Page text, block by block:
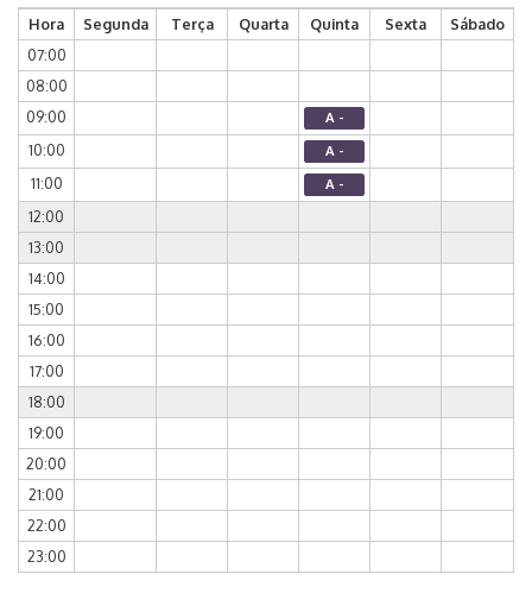
Hora Segunda Terça Quarta Quinta Sexta
Sábado
07:00
08:00
09:00
A -
10:00 A -
11:00 A -
12:00
13:00
14:00
15:00
16:00
17:00
18:00
19:00
20:00
21:00
22:00
23:00